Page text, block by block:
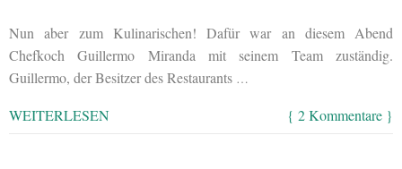
Nun aber zum Kulinarischen! Dafür war an diesem Abend
Chefkoch Guillermo Miranda mit seinem Team zuständig.
Guillermo, der Besitzer des Restaurants …
WEITERLESEN { 2 Kommentare }